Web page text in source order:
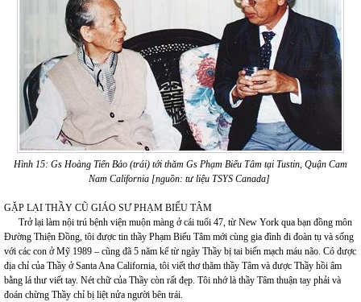
Hình 15: Gs Hoàng Tiến Bảo (trái) tới thăm Gs Phạm Biểu Tâm tại Tustin, Quận Cam
Nam California [nguồn: tư liệu TSYS Canada]
GẶP LẠI THẦY CŨ GIÁO SƯ PHẠM BIỂU TÂM
Trở lại làm nội trú bệnh viện muộn màng ở cái tuổi 47, từ New York qua bạn đồng môn
Đường Thiện Đồng, tôi được tin thầy Phạm Biểu Tâm mới cùng gia đình đi đoàn tụ và sống
với các con ở Mỹ 1989 – cũng đã 5 năm kể từ ngày Thầy bị tai biến mạch máu não. Có được
địa chỉ của Thầy ở Santa Ana California, tôi viết thơ thăm thầy Tâm và được Thầy hồi âm
bằng lá thư viết tay. Nét chữ của Thầy còn rất đẹp. Tôi nhớ là thầy Tâm thuận tay phải và
đoán chừng Thầy chỉ bị liệt nửa người bên trái.